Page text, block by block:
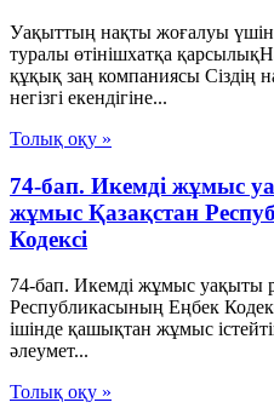
Уақыттың нақты жоғалуы
туралы өтінішхатқа
құқық заң компаниясы Сіздің
негізгі екендігіне...
Толық оқу »
74-бап. Икемді жұмыс
жұмыс Қазақстан
Кодексі
74-бап. Икемді жұмыс уақыты
Республикасының Еңбек
ішінде қашықтан жұмыс
әлеумет...
Толық оқу »